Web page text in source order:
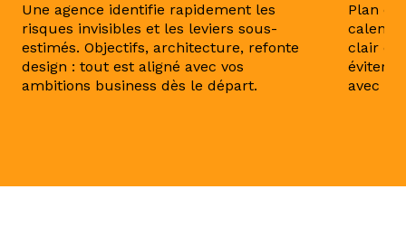
Une agence identifie rapidement les
risques invisibles et les leviers sous-
estimés. Objectifs, architecture, refonte
design : tout est aligné avec vos
ambitions business dès le départ.
Plan
clair et
éviter
avec